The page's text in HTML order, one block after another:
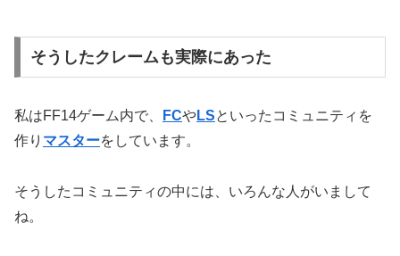
そうしたクレームも実際にあった
私はFF14ゲーム内で、 FCやLSといったコミュニティを
作り マスターをしています。
そうしたコミュニティの中には、いろんな人がいまして
ね。